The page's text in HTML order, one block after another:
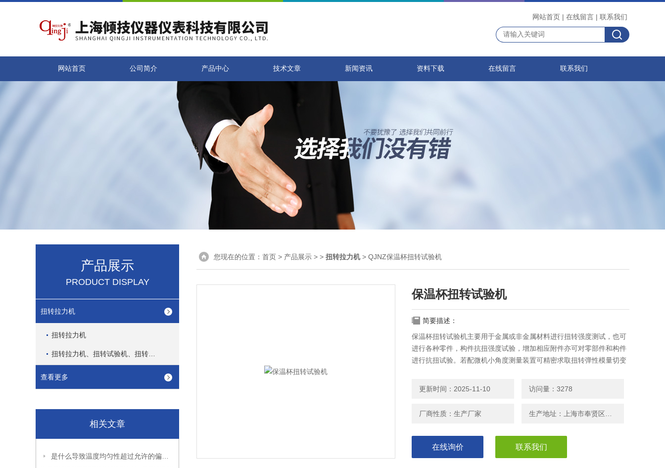
网站首页 | 在线留言 | 联系我们
网站首页 公司简介 产品中心 技术文章 新闻资讯 资料下载 在线留言 联系我们
产品展示
PRODUCT DISPLAY
扭转拉力机
扭转拉力机
查看更多
相关文章
您现在的位置： 首页 > 产品展示 > > 扭转拉力机> QJNZ保温杯扭转试验机
保温杯扭转试验机
简要描述：
保温杯扭转试验机主要用于金属或非金属材料进行扭转强度测试，也可
进行各种零件，构件抗扭强度试验，增加相应附件亦可对零部件和构件
进行抗扭试验。若配微机小角度测量装置可精密求取扭转弹性模量切变
更新时间：2025-11-10 访问量：3278
厂商性质：生产厂家
在线询价 联系我们